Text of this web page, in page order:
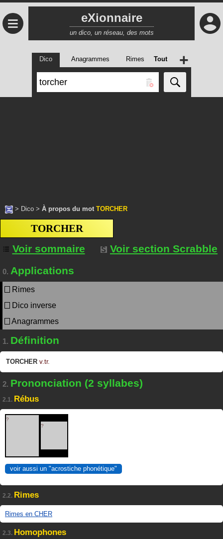
≡ eXionnaire
un dico, un réseau, des mots
Dico Anagrammes Rimes Tout +
> Dico > À propos du mot TORCHER
TORCHER
Voir sommaire
Voir section Scrabble
0. Applications
Rimes
Dico inverse
Anagrammes
1. Définition
TORCHER v.tr.
2. Prononciation (2 syllabes)
2.1. Rébus
?
?
voir aussi un "acrostiche phonétique"
2.2. Rimes
Rimes en CHER
2.3. Homophones